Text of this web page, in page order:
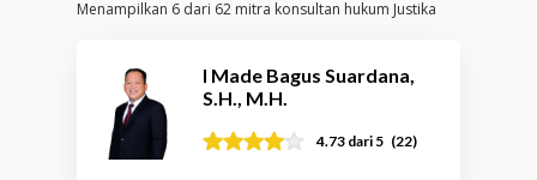
Menampilkan 6 dari 62 mitra konsultan hukum Justika
I Made Bagus Suardana,
S.H., M.H.
4.73 dari 5 (22)